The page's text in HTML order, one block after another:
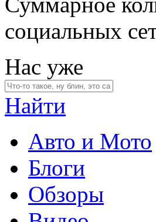
социальных
Нас уже
Найти
Авто и Мото
Блоги
Обзоры